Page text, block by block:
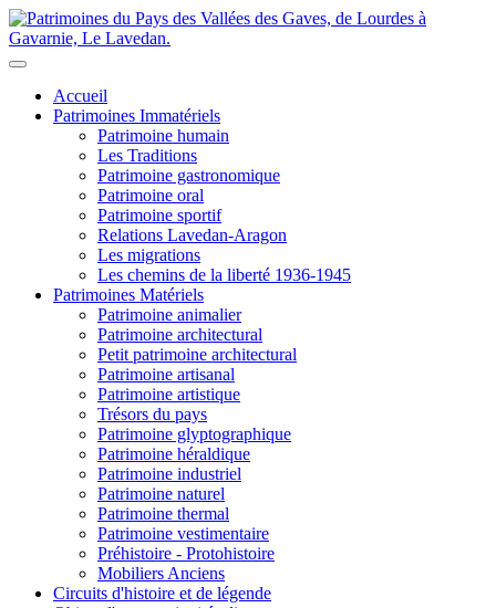
Accueil
Patrimoines Immatériels
Patrimoine humain
Les Traditions
Patrimoine gastronomique
Patrimoine oral
Patrimoine sportif
Relations Lavedan-Aragon
Les migrations
Les chemins de la liberté 1936-1945
Patrimoines Matériels
Patrimoine animalier
Patrimoine architectural
Petit patrimoine architectural
Patrimoine artisanal
Patrimoine artistique
Trésors du pays
Patrimoine glyptographique
Patrimoine héraldique
Patrimoine industriel
Patrimoine naturel
Patrimoine thermal
Patrimoine vestimentaire
Préhistoire - Protohistoire
Mobiliers Anciens
Circuits d'histoire et de légende